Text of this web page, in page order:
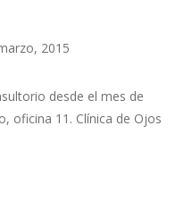
2015
desde el mes de
oficina 11. Clínica de Ojos